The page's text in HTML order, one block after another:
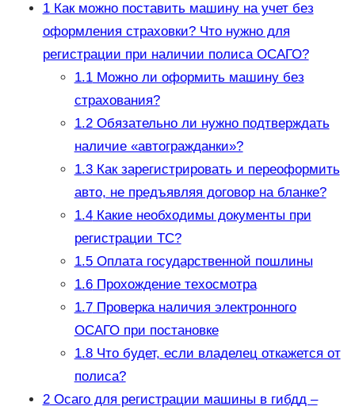
1Как можно поставить машину на учет без
оформления страховки? Что нужно для
регистрации при наличии полиса ОСАГО?
1.1Можно ли оформить машину без
страхования?
1.2Обязательно ли нужно подтверждать
наличие «автогражданки»?
1.3Как зарегистрировать и переоформить
авто, не предъявляя договор на бланке?
1.4Какие необходимы документы при
регистрации ТС?
1.5Оплата государственной пошлины
1.6Прохождение техосмотра
1.7Проверка наличия электронного
ОСАГО при постановке
1.8Что будет, если владелец откажется от
полиса?
2Осаго для регистрации машины в гибдд –